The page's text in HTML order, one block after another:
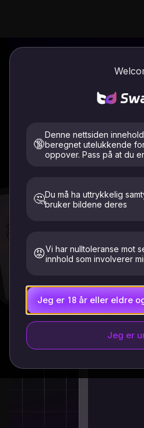
🔞
Denne nettsiden
beregnet utelukkende
oppover. Pass på at du
🤔Du må ha uttrykkelig
bruker bildene deres
😡Vi har nulltoleranse mot
innhold som involverer
Jeg er 18 år eller eldre
Jeg er
Velkommen